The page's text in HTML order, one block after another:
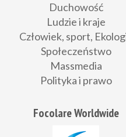
Duchowość
Ludzie i kraje
Człowiek, sport,
Społeczeństwo
Massmedia
Polityka i prawo
Focolare Worldwide